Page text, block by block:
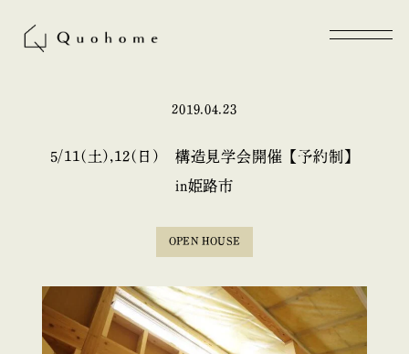
2019.04.23
5/11(土),12(日) 構造見学会開催【予約制】
in姫路市
OPEN HOUSE